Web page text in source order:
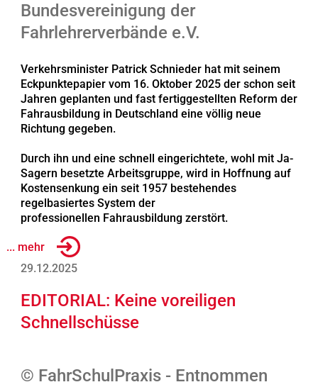
Bundesvereinigung der
Fahrlehrerverbände e.V.
Verkehrsminister Patrick Schnieder hat mit seinem
Eckpunktepapier vom 16. Oktober 2025 der schon seit
Jahren geplanten und fast fertiggestellten Reform der
Fahrausbildung in Deutschland eine völlig neue
Richtung gegeben.
Durch ihn und eine schnell eingerichtete, wohl mit Ja-
Sagern besetzte Arbeitsgruppe, wird in Hoffnung auf
Kostensenkung ein seit 1957 bestehendes
regelbasiertes System der
professionellen Fahrausbildung zerstört.
... mehr
29.12.2025
EDITORIAL: Keine voreiligen
Schnellschüsse
© FahrSchulPraxis - Entnommen